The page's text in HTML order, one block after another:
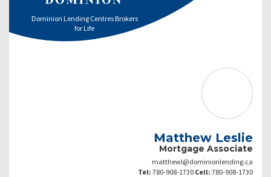
Dominion Lending Centres Brokers
for Life
Matthew Leslie
Mortgage Associate
matthewl@dominionlending.ca
Tel: 780-908-1730 Cell: 780-908-1730